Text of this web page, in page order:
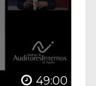
49:00